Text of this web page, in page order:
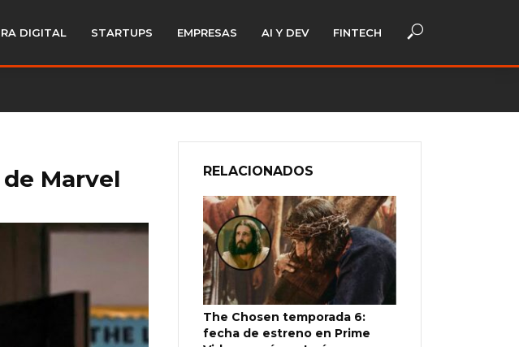
DIGITAL STARTUPS EMPRESAS AI Y DEV FINTECH
Marvel RELACIONADOS
The Chosen temporada 6:
fecha de estreno en Prime